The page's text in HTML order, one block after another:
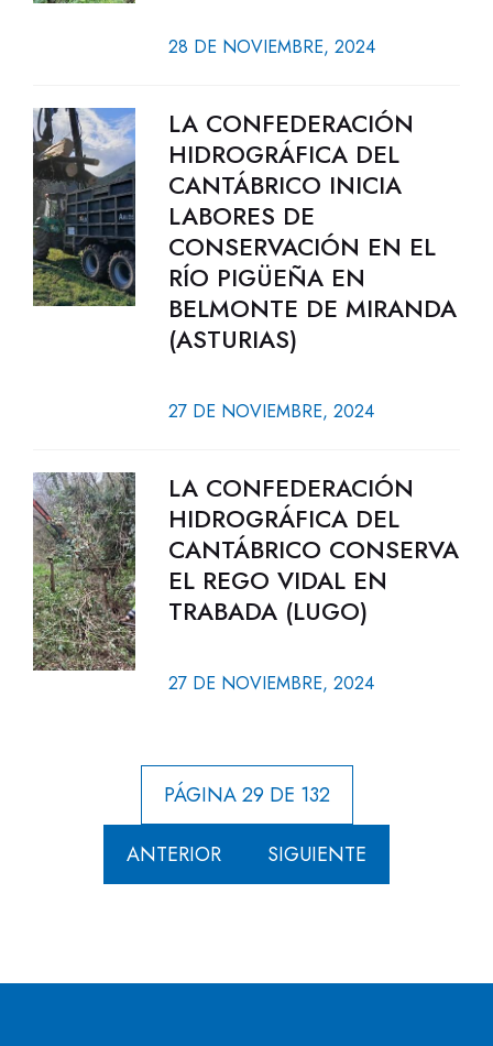
28 DE NOVIEMBRE, 2024
LA CONFEDERACIÓN
HIDROGRÁFICA DEL
CANTÁBRICO INICIA
LABORES DE
CONSERVACIÓN EN EL
RÍO PIGÜEÑA EN
BELMONTE DE MIRANDA
(ASTURIAS)
27 DE NOVIEMBRE, 2024
LA CONFEDERACIÓN
HIDROGRÁFICA DEL
CANTÁBRICO CONSERVA
EL REGO VIDAL EN
TRABADA (LUGO)
27 DE NOVIEMBRE, 2024
PÁGINA 29 DE 132
ANTERIOR SIGUIENTE